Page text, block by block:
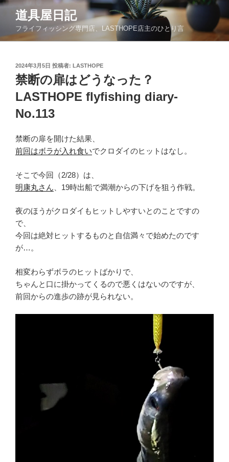
コ
ン
道具屋日記
フライフィッシング専門店、LASTHOPE店主のひとり言
投
稿
日:
2024年3月5日 投稿者: LASTHOPE
禁断の扉はどうなった？
LASTHOPE flyfishing diary-
No.113
禁断の扉を開けた結果、
前回はボラが入れ食いでクロダイのヒットはなし。
そこで今回（2/28）は、
明康丸さん 、19時出船で満潮からの下げを狙う作戦。
夜のほうがクロダイもヒットしやすいとのことですの
で、
今回は絶対ヒットするものと自信満々で始めたのです
が…。
相変わらずボラのヒットばかりで、
ちゃんと口に掛かってくるので悪くはないのですが、
前回からの進歩の跡が見られない。